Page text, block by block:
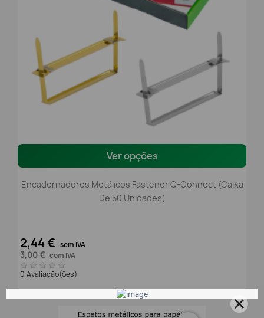
Ver opções
Encadernadores Metálicos Fastener Q-Connect (Caixa
De 50 Unidades)
2,44 € sem IVA
3,00 € com IVA
0 Avaliação(ões)